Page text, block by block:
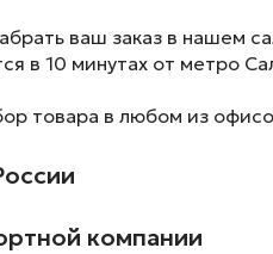
ваш заказ в нашем
в 10 минутах от метро
товара в любом из
компании